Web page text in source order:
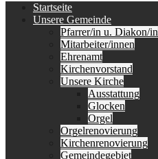
Erstes
Menü
Startseite
Unsere Gemeinde
Pfarrer/in u. Diakon/in
Mitarbeiter/innen
Ehrenamt
Kirchenvorstand
Unsere Kirche
Ausstattung
Glocken
Orgel
Orgelrenovierung
Kirchenrenovierung
Gemeindegebiet